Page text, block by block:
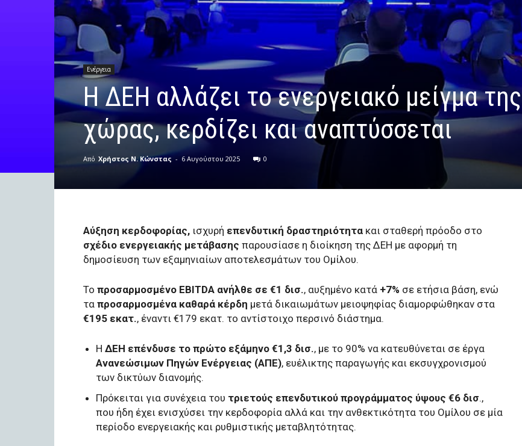
Ενέργεια
Η ΔΕΗ αλλάζει το ενεργειακό μείγμα της
χώρας, κερδίζει και αναπτύσσεται
Από Χρήστος Ν. Κώνστας - 6 Αυγούστου 2025 0
Αύξηση κερδοφορίας, ισχυρή επενδυτική δραστηριότητα και σταθερή πρόοδο στο
σχέδιο ενεργειακής μετάβασης παρουσίασε η διοίκηση της ΔΕΗ με αφορμή τη
δημοσίευση των εξαμηνιαίων αποτελεσμάτων του Ομίλου.
Το προσαρμοσμένο EBITDA ανήλθε σε €1 δισ., αυξημένο κατά +7% σε ετήσια βάση, ενώ
τα προσαρμοσμένα καθαρά κέρδη μετά δικαιωμάτων μειοψηφίας διαμορφώθηκαν στα
€195 εκατ., έναντι €179 εκατ. το αντίστοιχο περσινό διάστημα.
Η ΔΕΗ επένδυσε το πρώτο εξάμηνο €1,3 δισ., με το 90% να κατευθύνεται σε έργα
Ανανεώσιμων Πηγών Ενέργειας (ΑΠΕ), ευέλικτης παραγωγής και εκσυγχρονισμού
των δικτύων διανομής.
Πρόκειται για συνέχεια του τριετούς επενδυτικού προγράμματος ύψους €6 δισ.,
που ήδη έχει ενισχύσει την κερδοφορία αλλά και την ανθεκτικότητα του Ομίλου σε μία
περίοδο ενεργειακής και ρυθμιστικής μεταβλητότητας.